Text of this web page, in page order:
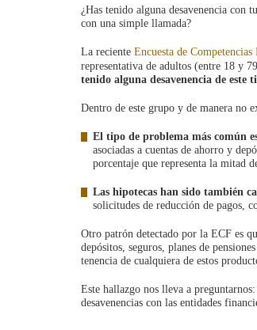
¿Has tenido alguna desavenencia con
con una simple llamada?
La reciente Encuesta de
representativa de adultos (entre 18 y
tenido alguna desavenencia de este
Dentro de este grupo y de manera no
El tipo de problema más común
asociadas a cuentas de ahorro y
porcentaje que representa la mitad
Las hipotecas han sido también
solicitudes de reducción de pagos,
Otro patrón detectado por la ECF es
depósitos, seguros, planes de
tenencia de cualquiera de estos
Este hallazgo nos lleva a
desavenencias con las entidades